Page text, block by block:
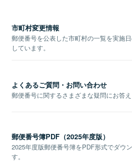
市町村変更情報
郵便番号を公表した市町村の一覧を実施
しています。
よくあるご質問・お問い合わせ
郵便番号に関するさまざまな疑問にお答え
郵便番号簿PDF（2025年度版）
2025年度版郵便番号簿をPDF形式でダウ
す。